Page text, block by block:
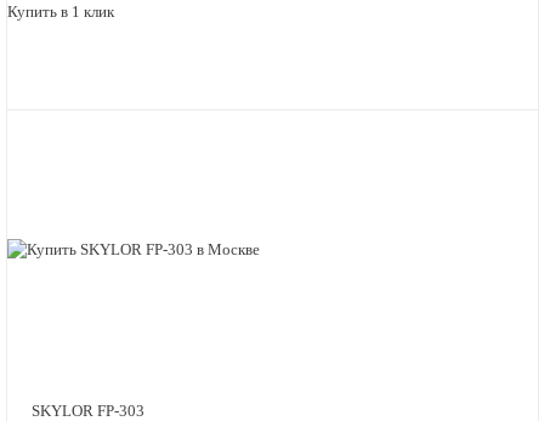
Купить в 1 клик
SKYLOR FP-303